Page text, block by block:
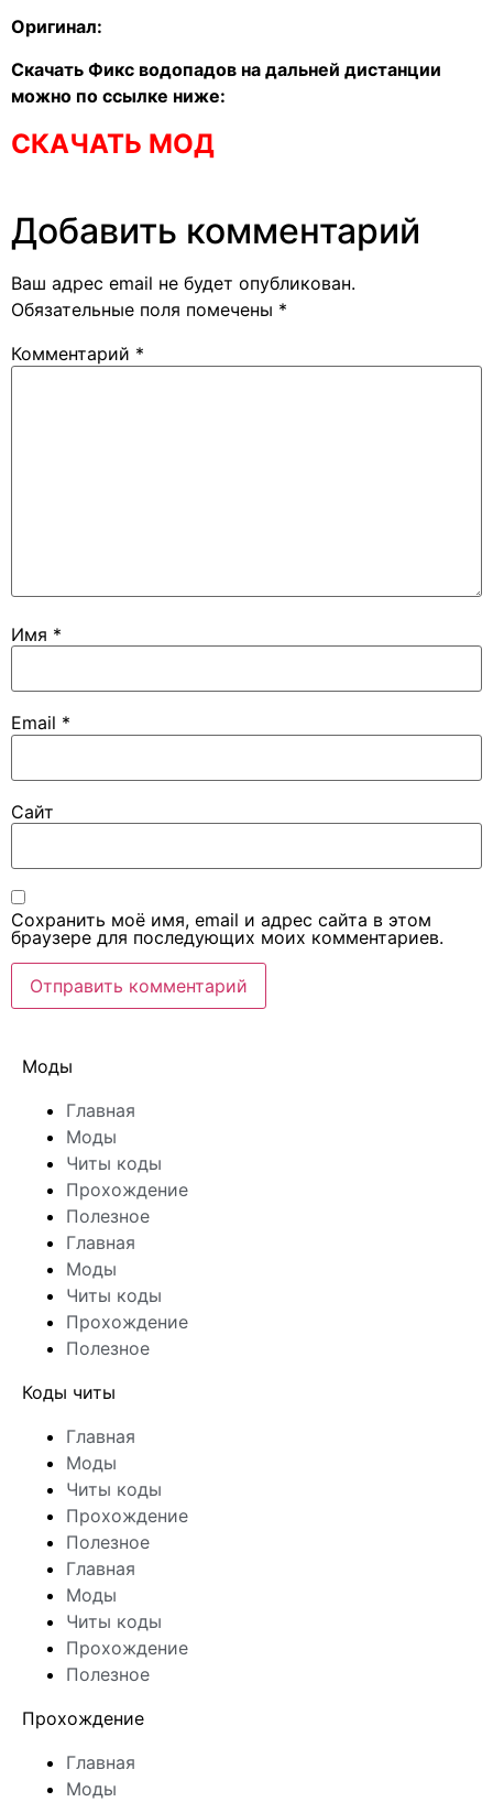
Оригинал:
Скачать Фикс водопадов на дальней дистанции
можно по ссылке ниже:
СКАЧАТЬ МОД
Добавить комментарий
Ваш адрес email не будет опубликован.
Обязательные поля помечены *
Комментарий *
Имя *
Email *
Сайт
Сохранить моё имя, email и адрес сайта в этом
браузере для последующих моих комментариев.
Моды
Главная
Моды
Читы коды
Прохождение
Полезное
Главная
Моды
Читы коды
Прохождение
Полезное
Коды читы
Главная
Моды
Читы коды
Прохождение
Полезное
Главная
Моды
Читы коды
Прохождение
Полезное
Прохождение
Главная
Моды